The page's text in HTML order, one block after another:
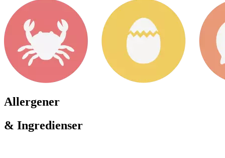
Allergener
& Ingredienser